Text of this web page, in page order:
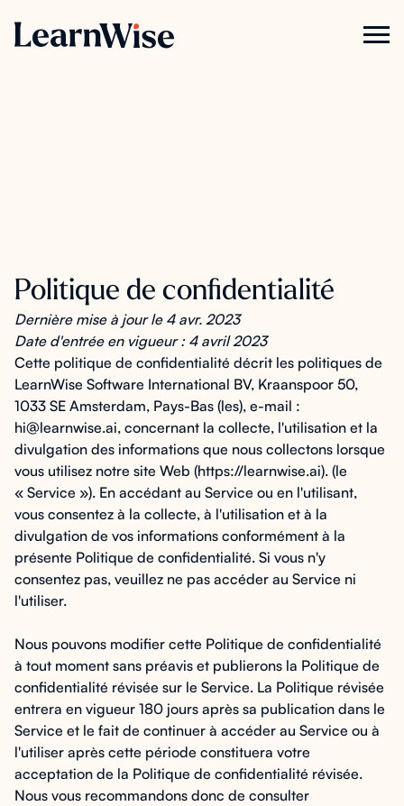
Politique de confidentialité
Dernière mise à jour le 4 avr. 2023
Date d'entrée en vigueur : 4 avril 2023
Cette politique de confidentialité décrit les politiques de
LearnWise Software International BV, Kraanspoor 50,
1033 SE Amsterdam, Pays-Bas (les), e-mail :
hi@learnwise.ai, concernant la collecte, l'utilisation et la
divulgation des informations que nous collectons lorsque
vous utilisez notre site Web (https://learnwise.ai). (le
« Service »). En accédant au Service ou en l'utilisant,
vous consentez à la collecte, à l'utilisation et à la
divulgation de vos informations conformément à la
présente Politique de confidentialité. Si vous n'y
consentez pas, veuillez ne pas accéder au Service ni
l'utiliser.
Nous pouvons modifier cette Politique de confidentialité
à tout moment sans préavis et publierons la Politique de
confidentialité révisée sur le Service. La Politique révisée
entrera en vigueur 180 jours après sa publication dans le
Service et le fait de continuer à accéder au Service ou à
l'utiliser après cette période constituera votre
acceptation de la Politique de confidentialité révisée.
Nous vous recommandons donc de consulter